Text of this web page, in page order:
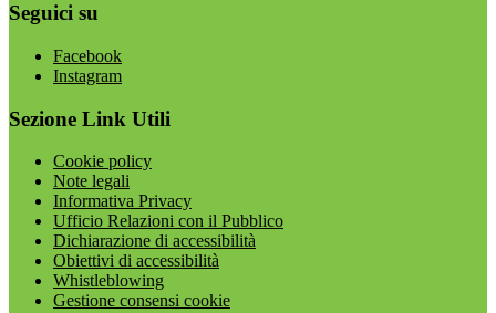
Seguici su
Facebook
Instagram
Sezione Link Utili
Cookie policy
Note legali
Informativa Privacy
Ufficio Relazioni con il Pubblico
Dichiarazione di accessibilità
Obiettivi di accessibilità
Whistleblowing
Gestione consensi cookie